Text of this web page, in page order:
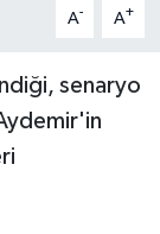
A- A+
senaryo